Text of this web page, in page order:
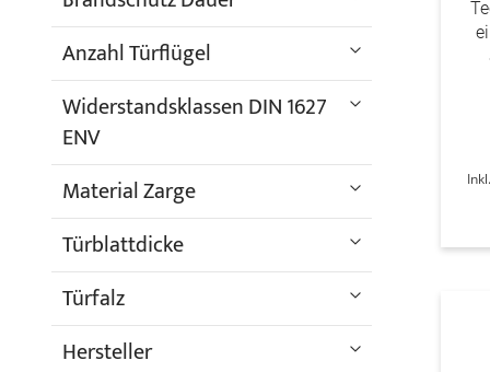
Anzahl Türflügel
Widerstandsklassen DIN 1627
ENV
Material Zarge
Türblattdicke
Türfalz
Hersteller